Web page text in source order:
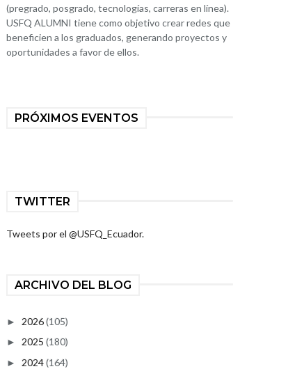
(pregrado, posgrado, tecnologías, carreras en línea).
USFQ ALUMNI tiene como objetivo crear redes que
beneficien a los graduados, generando proyectos y
oportunidades a favor de ellos.
PRÓXIMOS EVENTOS
TWITTER
Tweets por el @USFQ_Ecuador.
ARCHIVO DEL BLOG
► 2026(105)
► 2025 (180)
► 2024(164)